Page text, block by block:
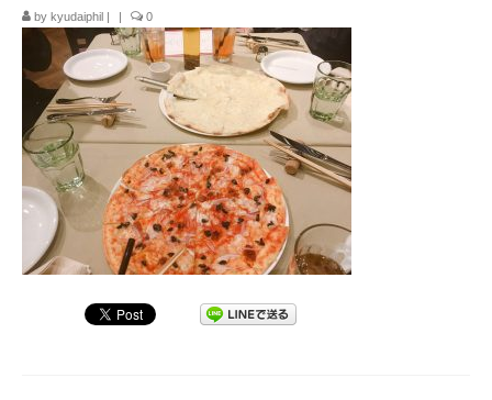
九大フィルの歴史
ご寄付のお願い
演奏会の歴史
出張演奏
九大フィル特集ページ
団員専用ページ
by kyudaiphil 0